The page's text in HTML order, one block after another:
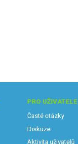
PRO UŽIVATELE
Časté otázky
Diskuze
Aktivita uživatelů